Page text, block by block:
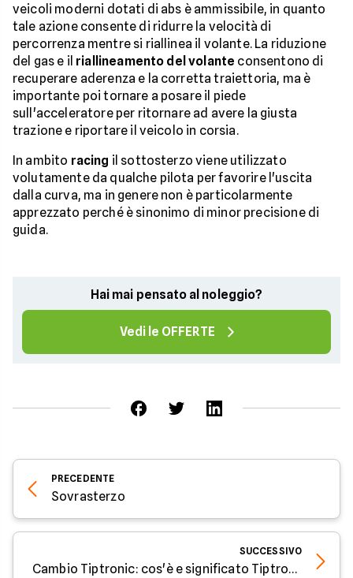
veicoli moderni dotati di abs è ammissibile, in quanto
tale azione consente di ridurre la velocità di
percorrenza mentre si riallinea il volante. La riduzione
del gas e il riallineamento del volante consentono di
recuperare aderenza e la corretta traiettoria, ma è
importante poi tornare a posare il piede
sull'acceleratore per ritornare ad avere la giusta
trazione e riportare il veicolo in corsia.
In ambito racing il sottosterzo viene utilizzato
volutamente da qualche pilota per favorire l'uscita
dalla curva, ma in genere non è particolarmente
apprezzato perché è sinonimo di minor precisione di
guida.
Hai mai pensato al noleggio?
Vedi le OFFERTE
PRECEDENTE
Sovrasterzo
SUCCESSIVO
Cambio Tiptronic: cos'è e significato Tiptronic